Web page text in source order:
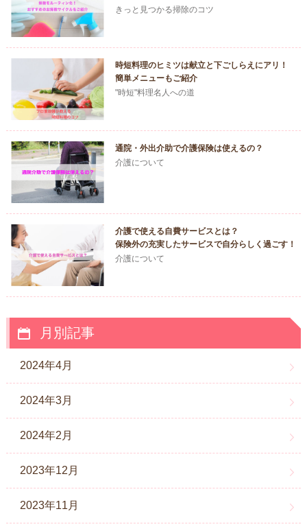
きっと見つかる掃除のコツ
時短料理のヒミツは献立と下ごしらえにアリ！
簡単メニューもご紹介
"時短"料理名人への道
通院・外出介助で介護保険は使えるの？
介護について
介護で使える自費サービスとは？
保険外の充実したサービスで自分らしく過ごす！
介護について
月別記事
2024年4月
2024年3月
2024年2月
2023年12月
2023年11月